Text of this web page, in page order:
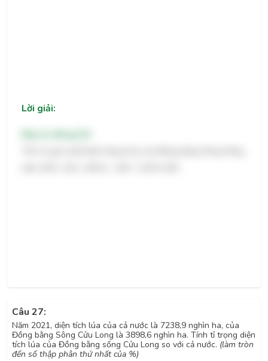
Lời giải:
Câu 27:
Năm 2021, diện tích lúa của cả nước là 7238,9 nghìn ha, của
Đồng bằng Sông Cửu Long là 3898,6 nghìn ha. Tính tỉ trọng diện
tích lúa của Đồng bằng sống Cửu Long so với cả nước. (làm tròn
đến số thập phân thứ nhất của %)